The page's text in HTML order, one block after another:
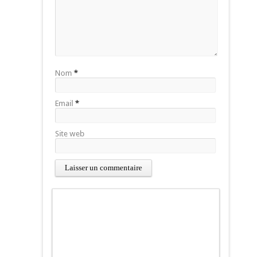
Nom *
Email *
Site web